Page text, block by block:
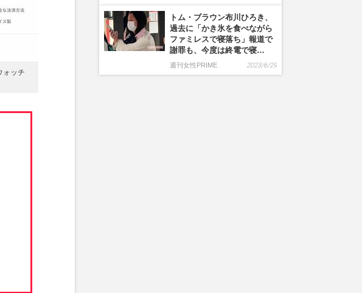
ォッチ
トム・ブラウン布川ひろき、
過去に「かき氷を食べながら
ファミレスで寝落ち」報道で
謝罪も、今度は終電で寝…
週刊女性PRIME 2023/6/29